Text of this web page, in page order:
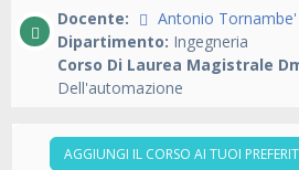
Docente:
Antonio Tornambe'
Dipartimento: Ingegneria
Corso Di Laurea Magistrale
Dell'automazione
AGGIUNGI IL CORSO AI TUOI